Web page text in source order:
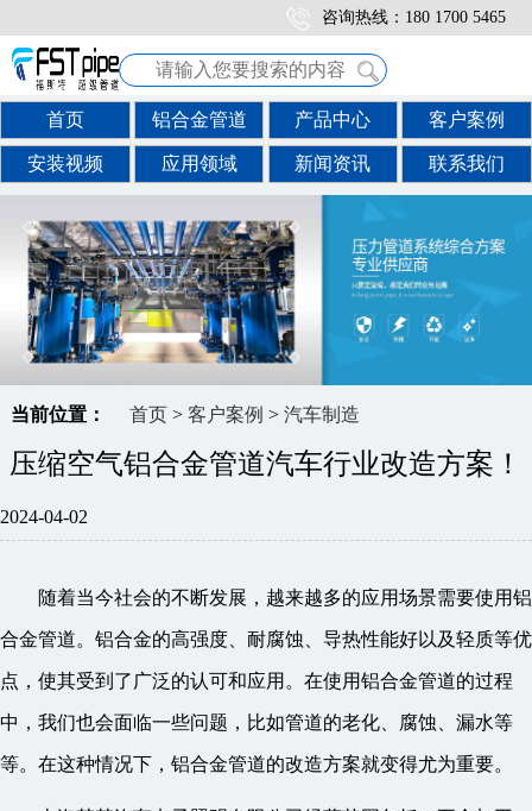
咨询热线：180 1700 5465
首页 铝合金管道 产品中心 客户案例
安装视频 应用领域 新闻资讯 联系我们
当前位置： 首页> 客户案例 > 汽车制造
压缩空气铝合金管道汽车行业改造方案！
2024-04-02
随着当今社会的不断发展，越来越多的应用场景需要使用铝
合金管道。铝合金的高强度、耐腐蚀、导热性能好以及轻质等优
点，使其受到了广泛的认可和应用。在使用铝合金管道的过程
中，我们也会面临一些问题，比如管道的老化、腐蚀、漏水等
等。在这种情况下，铝合金管道的改造方案就变得尤为重要。